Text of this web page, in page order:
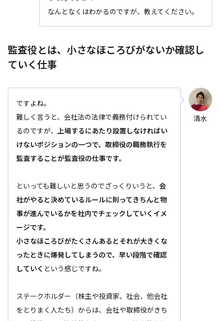
なんとなくはわかるのですが、教えてください。
監査役とは、小さなほころびがないか確認し
ていく仕事
ですよね。
難しく言うと、会社法の法律で義務付けられてい
るのですが、 上場するにあたり設置しなければい
けないポジションの一つで、取締役の職務執行を
監査することが監査役の仕事です。
といっても難しいと思うのでざっくりいうと、 会
社がやると決めているルールに則ってきちんと物
事が進んでいるかを社内でチェックしていくイメ
ージです。
小さなほころびがたくさんあるとそれが大きくな
ったときに爆発してしまうので、早い段階で確認
していく という感じですね。
ステークホルダー（株主や投資家、社会、他会社
をとりまく人たち）からは、会社や取締役がきち
清水